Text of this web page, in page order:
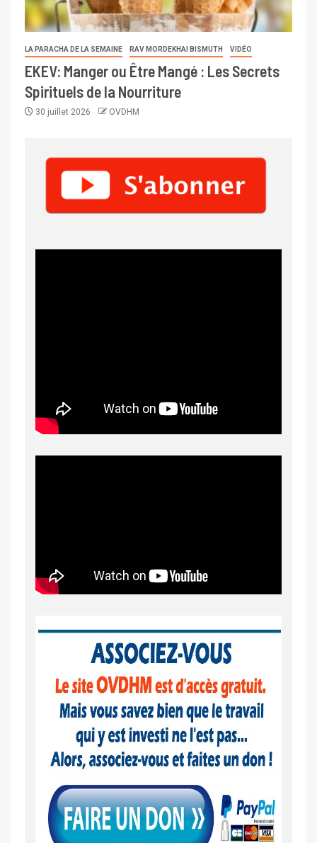
LA PARACHA DE LA SEMAINE RAV MORDEKHAI BISMUTH VIDÉO
EKEV: Manger ou Être Mangé : Les Secrets
Spirituels de la Nourriture
30 juillet 2026 OVDHM